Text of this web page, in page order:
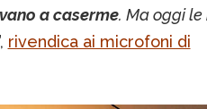
a caserme. Ma oggi
rivendica ai microfoni di